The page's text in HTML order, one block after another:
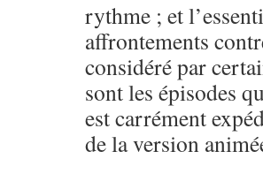
rythme ; et
affrontements
considéré par
sont les épisodes
est carrément
de la version